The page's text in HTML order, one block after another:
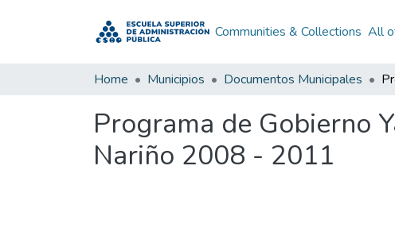
Communities & Collections All
Home Municipios Documentos Municipales
Programa de Gobierno
Nariño 2008 - 2011